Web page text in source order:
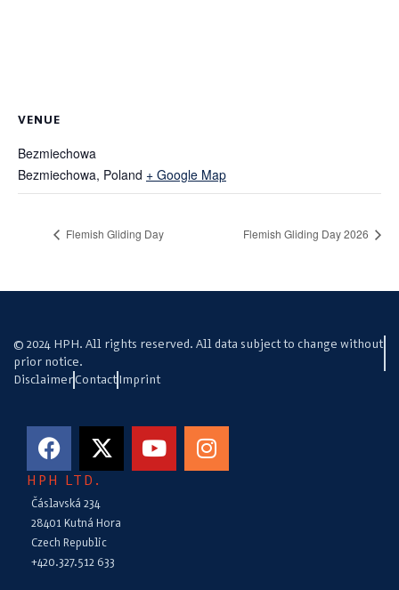
VENUE
Bezmiechowa
Bezmiechowa, Poland + Google Map
Flemish Gliding Day Flemish Gliding Day 2026
© 2024 HPH. All rights reserved. All data subject to change without
prior notice.
DisclaimerContactImprint
HPH LTD.
Čáslavská 234
28401 Kutná Hora
Czech Republic
+420.327.512 633